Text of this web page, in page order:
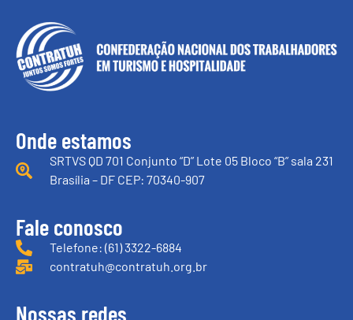
Onde estamos
SRTVS QD 701 Conjunto “D” Lote 05 Bloco “B” sala 231
Brasília – DF CEP: 70340-907
Fale conosco
Telefone: (61) 3322-6884
contratuh@contratuh.org.br
Nossas redes